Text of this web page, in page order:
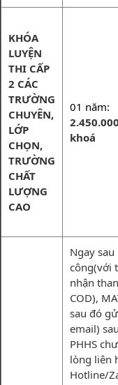
KHÓA
LUYỆN
THI CẤP
2 CÁC
TRƯỜNG
CHUYÊN,
LỚP
CHỌN,
TRƯỜNG
CHẤT
LƯỢNG
CAO
01 năm:
khoá
Ngay
công(với
nhận
COD),
sau đó
email)
PHHS
lòng liên
Hotline/